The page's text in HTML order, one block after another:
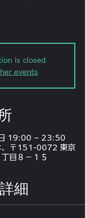
is closed
events
19:00 – 23:50
〒151-0072 東京
丁目８−１５
細